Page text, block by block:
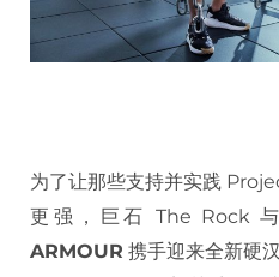
为了让那些支持并实践
更强，巨石 The Rock
ARMOUR 携手迎来全新硬